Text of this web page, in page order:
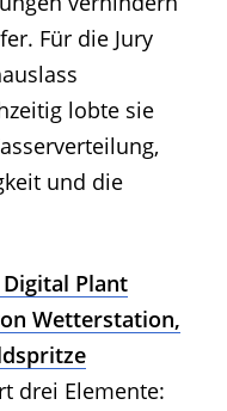
Für die Jury
lobte sie
und die
Plant
Wetterstation,
drei Elemente: